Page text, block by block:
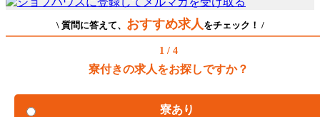
\ 質問に答えて、 おすすめ求人をチェック！ /
1 / 4
寮付きの求人をお探しですか？
寮あり